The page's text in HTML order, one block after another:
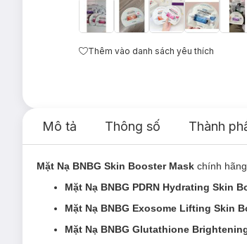
Thêm vào danh sách yêu thích
Mô tả Thông số Thành
Mặt Nạ BNBG Skin Booster Mask chính
Mặt Nạ BNBG PDRN Hydrating Skin
Mặt Nạ BNBG Exosome Lifting Skin
Mặt Nạ BNBG Glutathione